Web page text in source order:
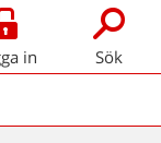
in Sök